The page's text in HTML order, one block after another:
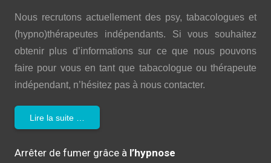
Nous recrutons actuellement des psy, tabacologues et
(hypno)thérapeutes indépendants. Si vous souhaitez
obtenir plus d’informations sur ce que nous pouvons
faire pour vous en tant que tabacologue ou thérapeute
indépendant, n’hésitez pas à nous contacter.
Lire la suite …
Arrêter de fumer grâce à l’hypnose